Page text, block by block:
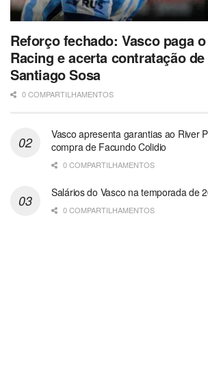
Reforço fechado: Vasco paga o
Racing e acerta contratação de
Santiago Sosa
0 COMPARTILHAMENTOS
Vasco apresenta garantias ao River
compra de Facundo Colidio
0 COMPARTILHAMENTOS
Salários do Vasco na temporada de
0 COMPARTILHAMENTOS